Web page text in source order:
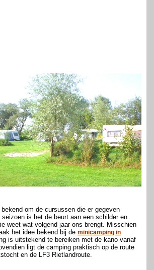
om de cursussen die er gegeven
seizoen is het de beurt aan een schilder en
weet wat volgend jaar ons brengt. Misschien
het idee bekend bij de minicamping in
is uitstekend te bereiken met de kano vanaf
ligt de camping praktisch op de route
en de LF3 Rietlandroute.